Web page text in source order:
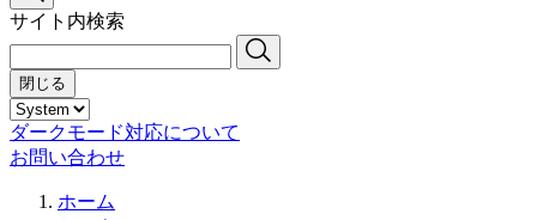
サイト内検索
閉じる
ダークモード対応について
お問い合わせ
ホーム